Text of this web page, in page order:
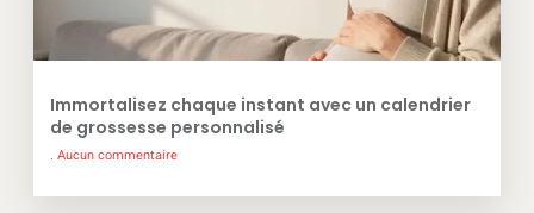
Immortalisez chaque instant avec un calendrier
de grossesse personnalisé
Aucun commentaire